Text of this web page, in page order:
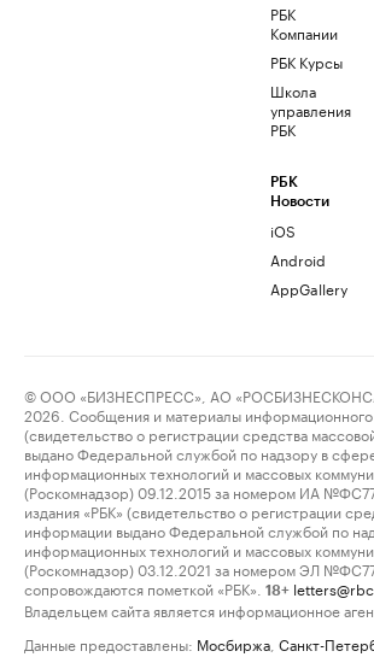
РБК
Компании
РБК Курсы
Школа
управления
РБК
РБК
Новости
iOS
Android
AppGallery
© ООО «БИЗНЕСПРЕСС», АО
2026. Сообщения и материалы информационного
(свидетельство о регистрации средства
выдано Федеральной службой по надзору в
информационных технологий и массовых
(Роскомнадзор) 09.12.2015 за номером ИА
издания «РБК» (свидетельство о регистрации
информации выдано Федеральной службой по
информационных технологий и массовых
(Роскомнадзор) 03.12.2021 за номером ЭЛ
сопровождаются пометкой «РБК».
18+
Владельцем сайта является информационное
Данные предоставлены: Мосбиржа Санкт-